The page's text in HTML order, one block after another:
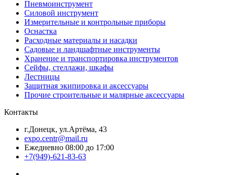
Пневмоинструмент
Силовой инструмент
Измерительные и контрольные приборы
Оснастка
Расходные материалы и насадки
Садовые и ландшафтные инструменты
Хранение и транспортировка инструментов
Сейфы, стеллажи, шкафы
Лестницы
Защитная экипировка и аксессуары
Прочие строительные и малярные аксессуары
Контакты
г.Донецк, ул.Артёма, 43
expo.centr@mail.ru
Ежедневно 08:00 до 17:00
+7(949)-621-83-63